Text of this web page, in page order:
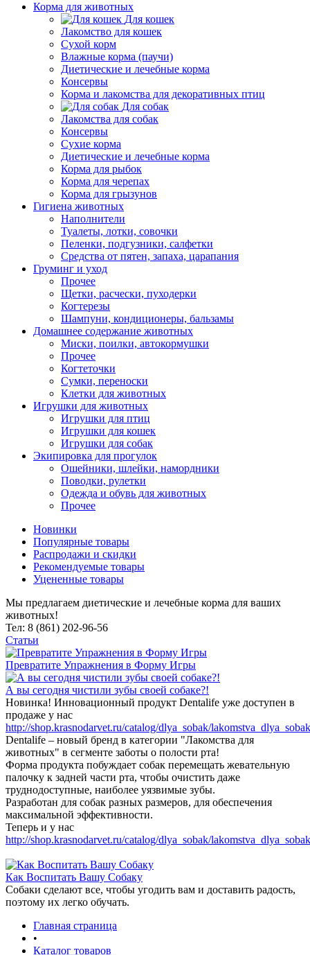
Корма для животных
Для кошек
Лакомство для кошек
Сухой корм
Влажные корма (паучи)
Диетические и лечебные корма
Консервы
Корма и лакомства для декоративных птиц
Для собак
Лакомства для собак
Консервы
Сухие корма
Диетические и лечебные корма
Корма для рыбок
Корма для черепах
Корма для грызунов
Гигиена животных
Наполнители
Туалеты, лотки, совочки
Пеленки, подгузники, салфетки
Средства от пятен, запаха, царапания
Груминг и уход
Прочее
Щетки, расчески, пуходерки
Когтерезы
Шампуни, кондиционеры, бальзамы
Домашнее содержание животных
Миски, поилки, автокормушки
Прочее
Когтеточки
Сумки, переноски
Клетки для животных
Игрушки для животных
Игрушки для птиц
Игрушки для кошек
Игрушки для собак
Экипировка для прогулок
Ошейники, шлейки, намордники
Поводки, рулетки
Одежда и обувь для животных
Прочее
Новинки
Популярные товары
Распродажи и скидки
Рекомендуемые товары
Уцененные товары
Мы предлагаем диетические и лечебные корма для ваших
животных!
Тел: 8 (861) 202-96-56
Статьи
Превратите Упражнения в Форму Игры
А вы сегодня чистили зубы своей собаке?!
Новинка! Инновационный продукт Dentalife уже доступен в
продаже у нас
http://shop.krasnodarvet.ru/catalog/dlya_sobak/
Dentalife – новый бренд в категории "Лакомства для
животных" в сегменте заботы о полости рта!
Форма продукта побуждает собак перемещать жевательную
палочку к задней части рта, чтобы очистить даже
труднодоступные, наиболее уязвимые зубы.
Разработан для собак разных размеров, для обеспечения
максимальной эффективности.
Теперь и у нас
http://shop.krasnodarvet.ru/catalog/dlya_sobak/
Как Воспитать Вашу Собаку
Собаки сделают все, чтобы угодить вам и доставить радость,
поэтому их легко обучать.
Главная страница
•
Каталог товаров